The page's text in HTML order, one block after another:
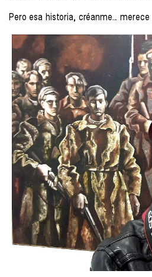
Pero esa historia, créanme...